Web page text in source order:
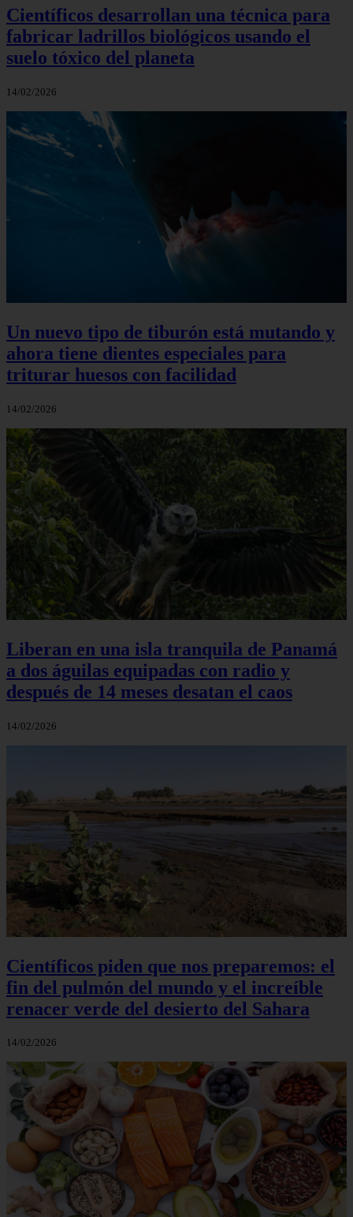
Científicos desarrollan una técnica para
fabricar ladrillos biológicos usando el
suelo tóxico del planeta
14/02/2026
Un nuevo tipo de tiburón está mutando y
ahora tiene dientes especiales para
triturar huesos con facilidad
14/02/2026
Liberan en una isla tranquila de Panamá
a dos águilas equipadas con radio y
después de 14 meses desatan el caos
14/02/2026
Científicos piden que nos preparemos: el
fin del pulmón del mundo y el increíble
renacer verde del desierto del Sahara
14/02/2026